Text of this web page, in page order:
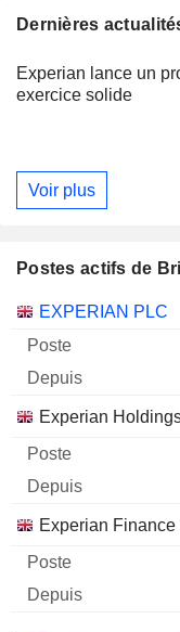
Dernières
Experian lance un
exercice solide
Voir plus
Postes actifs de
Sociétés Poste
EXPERIAN PLC
Experian
Experian Finance